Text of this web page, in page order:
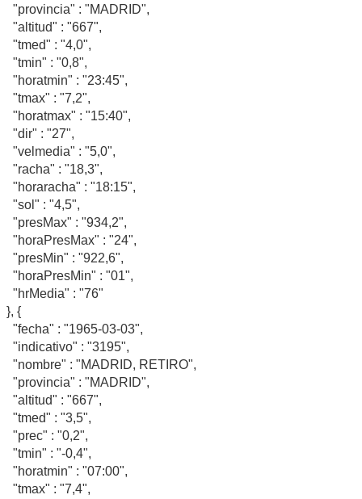
"provincia" : "MADRID",
"altitud" : "667",
"tmed" : "4,0",
"tmin" : "0,8",
"horatmin" : "23:45",
"tmax" : "7,2",
"horatmax" : "15:40",
"dir" : "27",
"velmedia" : "5,0",
"racha" : "18,3",
"horaracha" : "18:15",
"sol" : "4,5",
"presMax" : "934,2",
"horaPresMax" : "24",
"presMin" : "922,6",
"horaPresMin" : "01",
"hrMedia" : "76"
}, {
"fecha" : "1965-03-03",
"indicativo" : "3195",
"nombre" : "MADRID, RETIRO",
"provincia" : "MADRID",
"altitud" : "667",
"tmed" : "3,5",
"prec" : "0,2",
"tmin" : "-0,4",
"horatmin" : "07:00",
"tmax" : "7,4",